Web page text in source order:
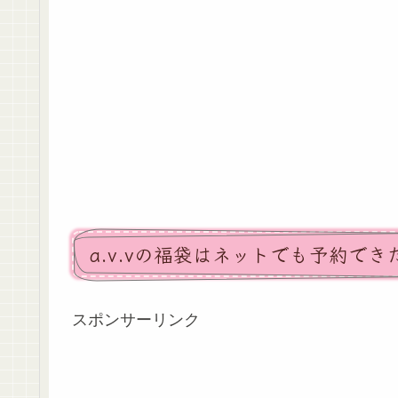
a.v.vの福袋はネットでも予約でき
スポンサーリンク